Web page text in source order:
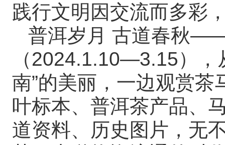
践行文明因交流而多彩
普洱岁月 古道春秋
（2024.1.10—3.15），
南”的美丽，一边观赏
叶标本、普洱茶产品、
道资料、历史图片，无